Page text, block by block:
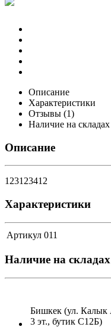
Описание
Характеристики
Отзывы (1)
Наличие на складах
Описание
123123412
Характеристики
Артикул 011
Наличие на складах
Бишкек (ул. Калык
3 эт., бутик С12Б)